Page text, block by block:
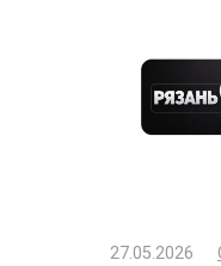
27.05.2026